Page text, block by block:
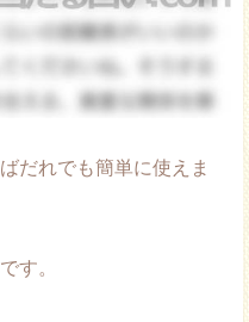
だれでも簡単に使えま
す。